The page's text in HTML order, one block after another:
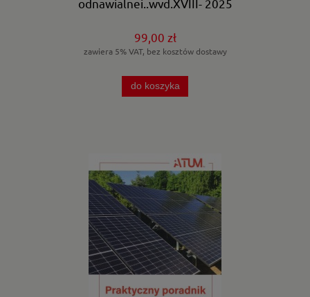
odnawialnej..wyd.XVIII- 2025
99,00 zł
zawiera 5% VAT, bez kosztów dostawy
do koszyka